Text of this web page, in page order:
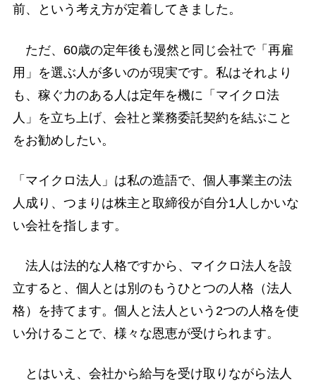
前、という考え方が定着してきました。
ただ、60歳の定年後も漫然と同じ会社で「再雇
用」を選ぶ人が多いのが現実です。私はそれより
も、稼ぐ力のある人は定年を機に「マイクロ法
人」を立ち上げ、会社と業務委託契約を結ぶこと
をお勧めしたい。
「マイクロ法人」は私の造語で、個人事業主の法
人成り、つまりは株主と取締役が自分1人しかいな
い会社を指します。
法人は法的な人格ですから、マイクロ法人を設
立すると、個人とは別のもうひとつの人格（法人
格）を持てます。個人と法人という2つの人格を使
い分けることで、様々な恩恵が受けられます。
とはいえ、会社から給与を受け取りながら法人